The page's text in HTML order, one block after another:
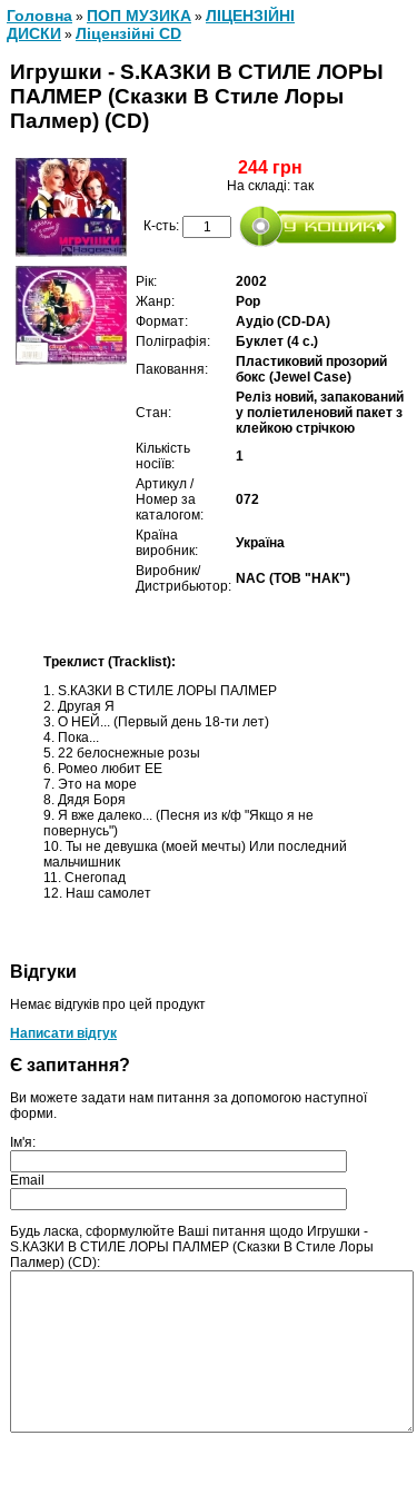
Головна » ПОП МУЗИКА » ЛІЦЕНЗІЙНІ
ДИСКИ » Ліцензійні СD
Игрушки - S.КАЗКИ В СТИЛЕ ЛОРЫ
ПАЛМЕР (Сказки В Стиле Лоры
Палмер) (CD)
244 грн
На складі: так
К-сть:
Рік:
2002
Жанр:
Pop
Формат:
Аудіо (CD-DA)
Поліграфія:
Буклет (4 с.)
Паковання:
Пластиковий прозорий
бокс (Jewel Case)
Стан:
Реліз новий, запакований
у поліетиленовий пакет з
клейкою стрічкою
Кількість
носіїв:
1
Артикул /
Номер за
каталогом:
072
Країна
виробник:
Україна
Виробник/
Дистрибьютор: NAC (ТОВ "НАК")
Треклист (Tracklist):
1. S.КАЗКИ В СТИЛЕ ЛОРЫ ПАЛМЕР
2. Другая Я
3. О НЕЙ... (Первый день 18-ти лет)
4. Пока...
5. 22 белоснежные розы
6. Ромео любит ЕЕ
7. Это на море
8. Дядя Боря
9. Я вже далеко... (Песня из к/ф "Якщо я не
повернусь")
10. Ты не девушка (моей мечты) Или последний
мальчишник
11. Снегопад
12. Наш самолет
Відгуки
Немає відгуків про цей продукт
Написати відгук
Є запитання?
Ви можете задати нам питання за допомогою наступної
форми.
Ім'я:
Email
Будь ласка, сформулюйте Ваші питання щодо Игрушки -
S.КАЗКИ В СТИЛЕ ЛОРЫ ПАЛМЕР (Сказки В Стиле Лоры
Палмер) (CD):